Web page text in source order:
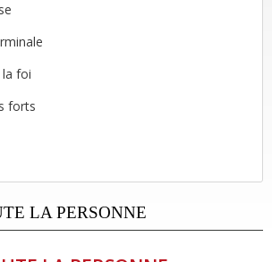
la foi
forts
LA PERSONNE